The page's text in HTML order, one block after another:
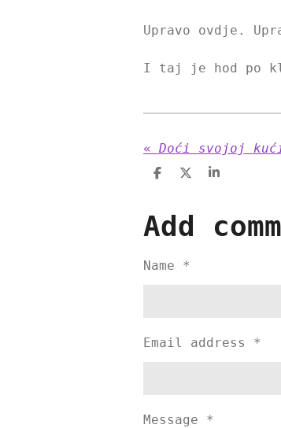
Upravo ovdje.
I taj je hod po
« Doći svojoj
S
e
S
r
e
S
e
Add
Name *
Email address *
Message *